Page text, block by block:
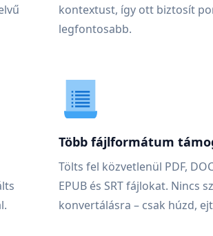
kontextust, így ott biztosít
legfontosabb.
Több fájlformátum
Tölts fel közvetlenül PDF,
EPUB és SRT fájlokat. Nincs
konvertálásra – csak húzd,